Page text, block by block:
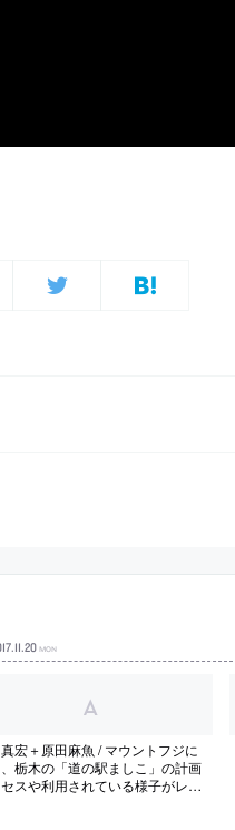
.11.20 MON
宏＋原田麻魚 / マウントフジに
栃木の「道の駅ましこ」の計画
スや利用されている様子がレポ